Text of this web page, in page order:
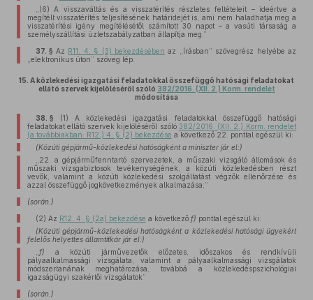
„(6) A visszaváltás és a visszatérítés részletes feltételeit – ideértve a
megítélt visszatérítés teljesítésének határidejét is, ami nem haladhatja meg a
visszatérítési igény megítélésétől számított 30 napot – a vasúti társaság a
személyszállítási üzletszabályzatban állapítja meg.”
37. § Az R11. 4. § (3) bekezdésében az „írásban” szövegrész helyébe az
„elektronikus úton” szöveg lép.
15. A közlekedési igazgatási feladatokkal összefüggő hatósági feladatokat
ellátó szervek kijelöléséről szóló 382/2016. (XII. 2.) Korm. rendelet
módosítása
38. § (1) A közlekedési igazgatási feladatokkal összefüggő hatósági
feladatokat ellátó szervek kijelöléséről szóló 382/2016. (XII. 2.) Korm. rendelet
(a továbbiakban: R12.) 4. § (2) bekezdése a következő 22. ponttal egészül ki:
(Közúti gépjármű-közlekedési hatóságként a miniszter jár el:)
„22. a gépjárműfenntartó szervezetek, a műszaki vizsgáló állomások és
műszaki vizsgabiztosok tevékenységének, a közúti közlekedésben részt
vevők, valamint a közúti közlekedési szolgáltatást végzők ellenőrzése és
azzal összefüggő jogkövetkezmények alkalmazása;”
(során.)
(2) Az R12. 4. § (2a) bekezdése a következő f) ponttal egészül ki:
(Közúti gépjármű-közlekedési hatóságként a közlekedési hatósági ügyekért
felelős helyettes államtitkár jár el:)
f) a közúti járművezetők előzetes, időszakos és rendkívüli
pályaalkalmassági vizsgálata, valamint a pályaalkalmassági vizsgálatok
módszertanának meghatározása, továbbá a közlekedéspszichológiai
igazságügyi szakértői vizsgálatok”
(során.)